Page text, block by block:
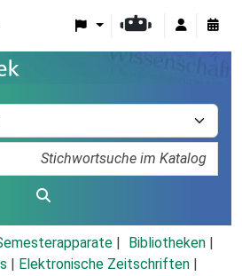
Bibliotheken
Elektronische Zeitschriften